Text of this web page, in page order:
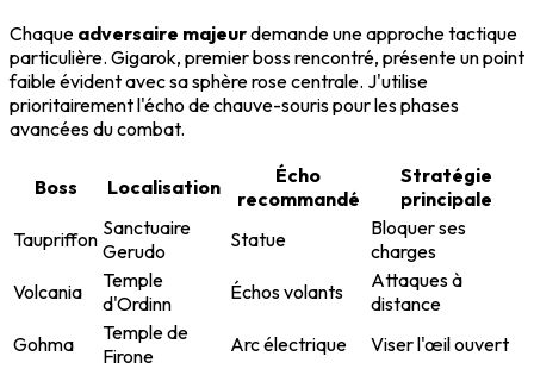
Chaque adversaire majeurdemande une approche tactique
particulière. Gigarok, premier boss rencontré, présente un point
faible évident avec sa sphère rose centrale. J'utilise
prioritairement l'écho de chauve-souris pour les phases
avancées du combat.
Boss Localisation
Écho
recommandé
Stratégie
principale
Taupriffon Sanctuaire
Gerudo
Statue
Bloquer ses
charges
Volcania
Temple
d'Ordinn
Échos volants
Attaques à
distance
Gohma
Temple de
Firone
Arc électrique Viser l'œil ouvert